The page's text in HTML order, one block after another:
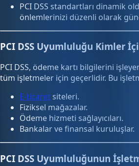
PCI DSS standartları dinamik
önlemlerinizi düzenli olarak
PCI DSS Uyumluluğu Kimler
PCI DSS, ödeme kartı bilgilerini
tüm işletmeler için geçerlidir. Bu
E-ticaret siteleri.
Fiziksel mağazalar.
Ödeme hizmeti sağlayıcıları.
Bankalar ve finansal kuruluşlar.
PCI DSS Uyumluluğunun